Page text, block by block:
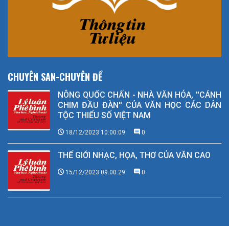
CHUYÊN SAN-CHUYÊN ĐỀ
NÔNG QUỐC CHẤN - NHÀ VĂN HÓA, ''CÁNH
CHIM ĐẦU ĐÀN'' CỦA VĂN HỌC CÁC DÂN
TỘC THIỂU SỐ VIỆT NAM
18/12/2023 10:00:09 0
THẾ GIỚI NHẠC, HỌA, THƠ CỦA VĂN CAO
15/12/2023 09:00:29 0